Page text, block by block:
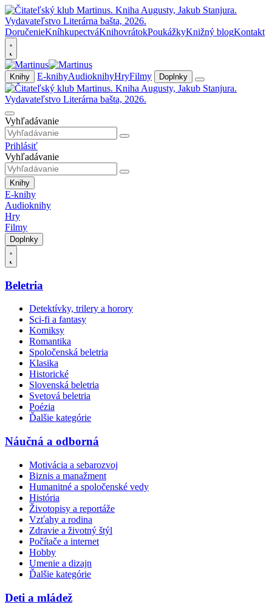
DoručenieKníhkupectváKnihovrátokPoukážkyKnižný blogKontakt
Knihy E-knihyAudioknihyHryFilmy Doplnky
Vyhľadávanie
Prihlásiť
Vyhľadávanie
Knihy
E-knihy
Audioknihy
Hry
Filmy
Doplnky
Beletria
Detektívky, trilery a horory
Sci-fi a fantasy
Komiksy
Romantika
Spoločenská beletria
Klasika
Historické
Slovenská beletria
Svetová beletria
Poézia
Ďalšie kategórie
Náučná a odborná
Motivácia a sebarozvoj
Biznis a manažment
Humanitné a spoločenské vedy
História
Životopisy a reportáže
Vzťahy a rodina
Zdravie a životný štýl
Počítače a internet
Hobby
Umenie a dizajn
Ďalšie kategórie
Deti a mládež